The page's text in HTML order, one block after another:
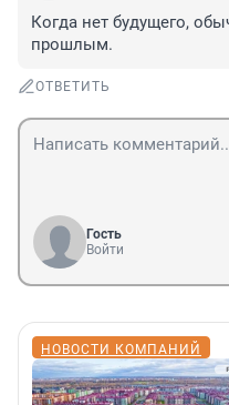
Когда нет будущего,
прошлым.
ОТВЕТИТЬ
Гость
Войти
НОВОСТИ КОМПАНИЙ